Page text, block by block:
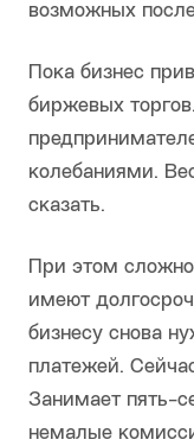
возможных
Пока бизнес
биржевых
колебаниями.
сказать.
При этом
имеют
бизнесу снова
платежей.
Занимает пять-
немалые